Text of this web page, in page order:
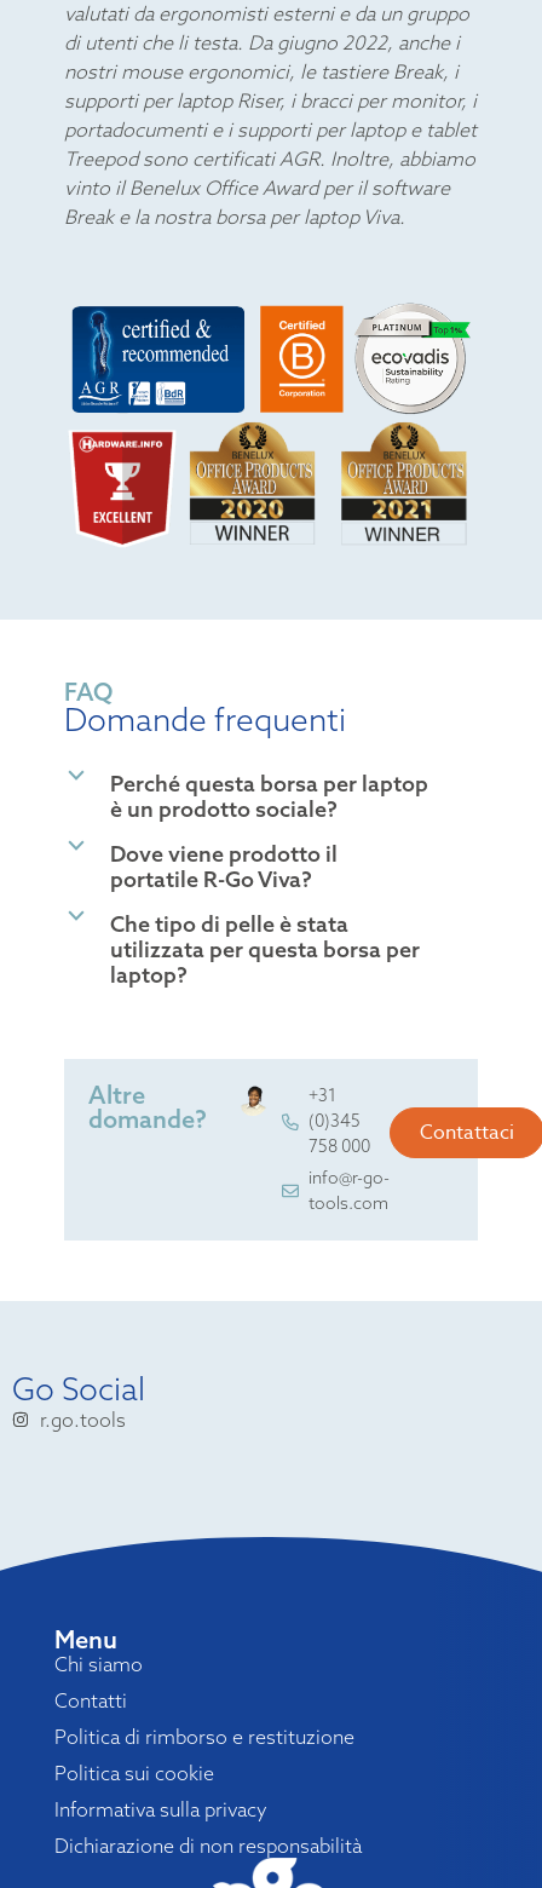
valutati da ergonomisti esterni e da un gruppo
di utenti che li testa. Da giugno 2022, anche i
nostri mouse ergonomici, le tastiere Break, i
supporti per laptop Riser, i bracci per monitor, i
portadocumenti e i supporti per laptop e tablet
Treepod sono certificati AGR. Inoltre, abbiamo
vinto il Benelux Office Award per il software
Break e la nostra borsa per laptop Viva.
FAQ
Domande frequenti
b
Perché questa borsa per laptop
è un prodotto sociale?
b
Dove viene prodotto il
portatile R-Go Viva?
b
Che tipo di pelle è stata
utilizzata per questa borsa per
laptop?
Altre
domande?
+31
(0)345
758 000
info@r-go-
tools.com
Contattaci
Go Social
r.go.tools
Menu
Chi siamo
Contatti
Politica di rimborso e restituzione
Politica sui cookie
Informativa sulla privacy
Dichiarazione di non responsabilità